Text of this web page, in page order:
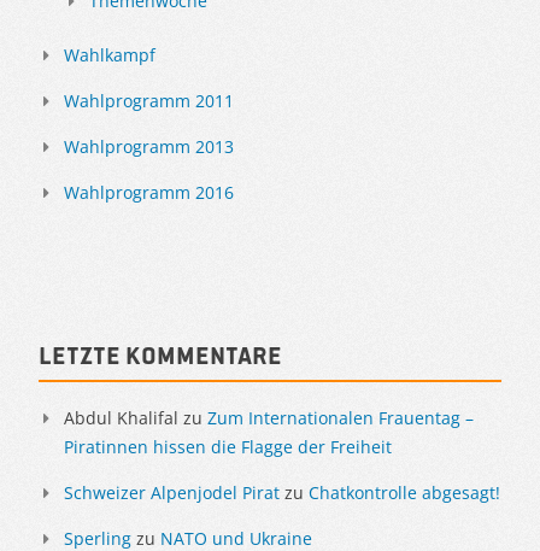
Wahlkampf
Wahlprogramm 2011
Wahlprogramm 2013
Wahlprogramm 2016
Letzte Kommentare
Abdul Khalifal zu Zum Internationalen Frauentag –
Piratinnen hissen die Flagge der Freiheit
Schweizer Alpenjodel Pirat zu Chatkontrolle abgesagt!
Sperling zu NATO und Ukraine